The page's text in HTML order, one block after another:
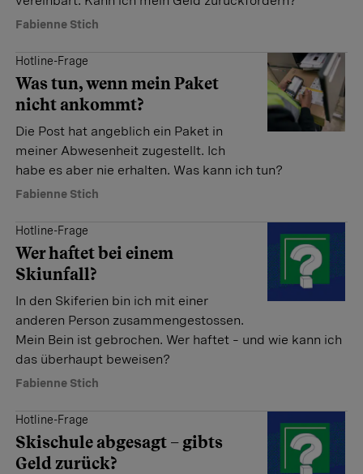
Fabienne Stich
Hotline-Frage
Was tun, wenn mein Paket
nicht ankommt?
Die Post hat angeblich ein Paket in
meiner Abwesenheit zugestellt. Ich
habe es aber nie erhalten. Was kann ich tun?
Fabienne Stich
Hotline-Frage
Wer haftet bei einem
Skiunfall?
In den Skiferien bin ich mit ­einer
anderen Person zusammen­gestossen.
Mein Bein ist gebrochen. Wer haftet – und wie kann ich
das überhaupt beweisen?
Fabienne Stich
Hotline-Frage
Skischule abgesagt – gibts
Geld zurück?